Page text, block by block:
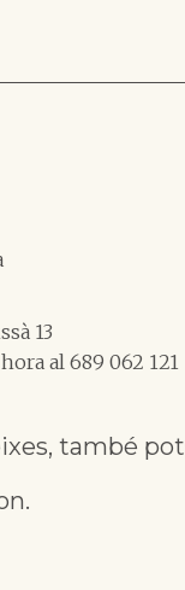
13
al 689 062 121
també